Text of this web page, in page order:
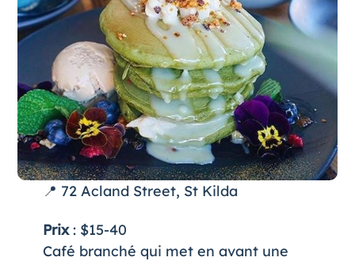
📍 72 Acland Street, St Kilda
Prix: $15-40
Café branché qui met en avant une